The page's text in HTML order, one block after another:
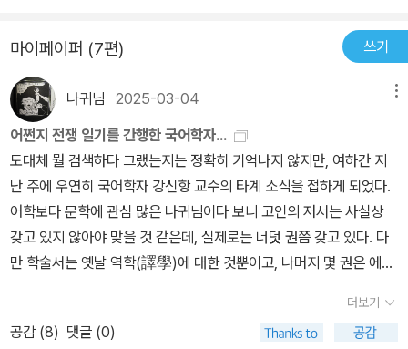
마이페이퍼 (7편) 쓰기
나귀님 2025-03-04
어쩐지 전쟁 일기를 간행한 국어학자...
도대체 뭘 검색하다 그랬는지는 정확히 기억나지 않지만, 여하간 지
난 주에 우연히 국어학자 강신항 교수의 타계 소식을 접하게 되었다.
어학보다 문학에 관심 많은 나귀님이다 보니 고인의 저서는 사실상
갖고 있지 않아야 맞을 것 같은데, 실제로는 너덧 권쯤 갖고 있다. 다
만 학술서는 옛날 역학(譯學)에 대한 것뿐이고, 나머지 몇 권은 에세
하면서 강신항의 가족에 대해서도 언급한 바 있는데, 그 부인 정양완
교수가 바로 그 책을 최초로 국역했었기 때문이다. 부부 모두가 학자
더보기
공감 (8) 댓글 (0)